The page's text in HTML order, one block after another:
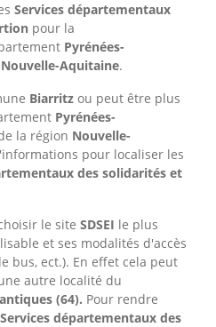
Services départementaux
pour la
Pyrénées-
Nouvelle-Aquitaine.
Biarritz ou peut être plus
Pyrénées-
la région Nouvelle-
pour localiser les
des solidarités et
le site SDSEI le plus
et ses modalités d'accès
bus, ect.). En effet cela peut
autre localité du
(64). Pour rendre
Services départementaux des